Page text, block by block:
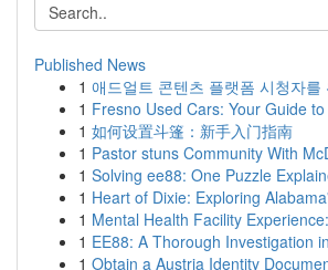
Published News
1 애드얼트 콘텐츠 플랫폼 시청자를
1 Fresno Used Cars: Your Guide
1 如何设置斗篷：新手入门指南
1 Pastor stuns Community With
1 Solving ee88: One Puzzle
1 Heart of Dixie: Exploring
1 Mental Health Facility
1 EE88: A Thorough Investigation
1 Obtain a Austria Identity